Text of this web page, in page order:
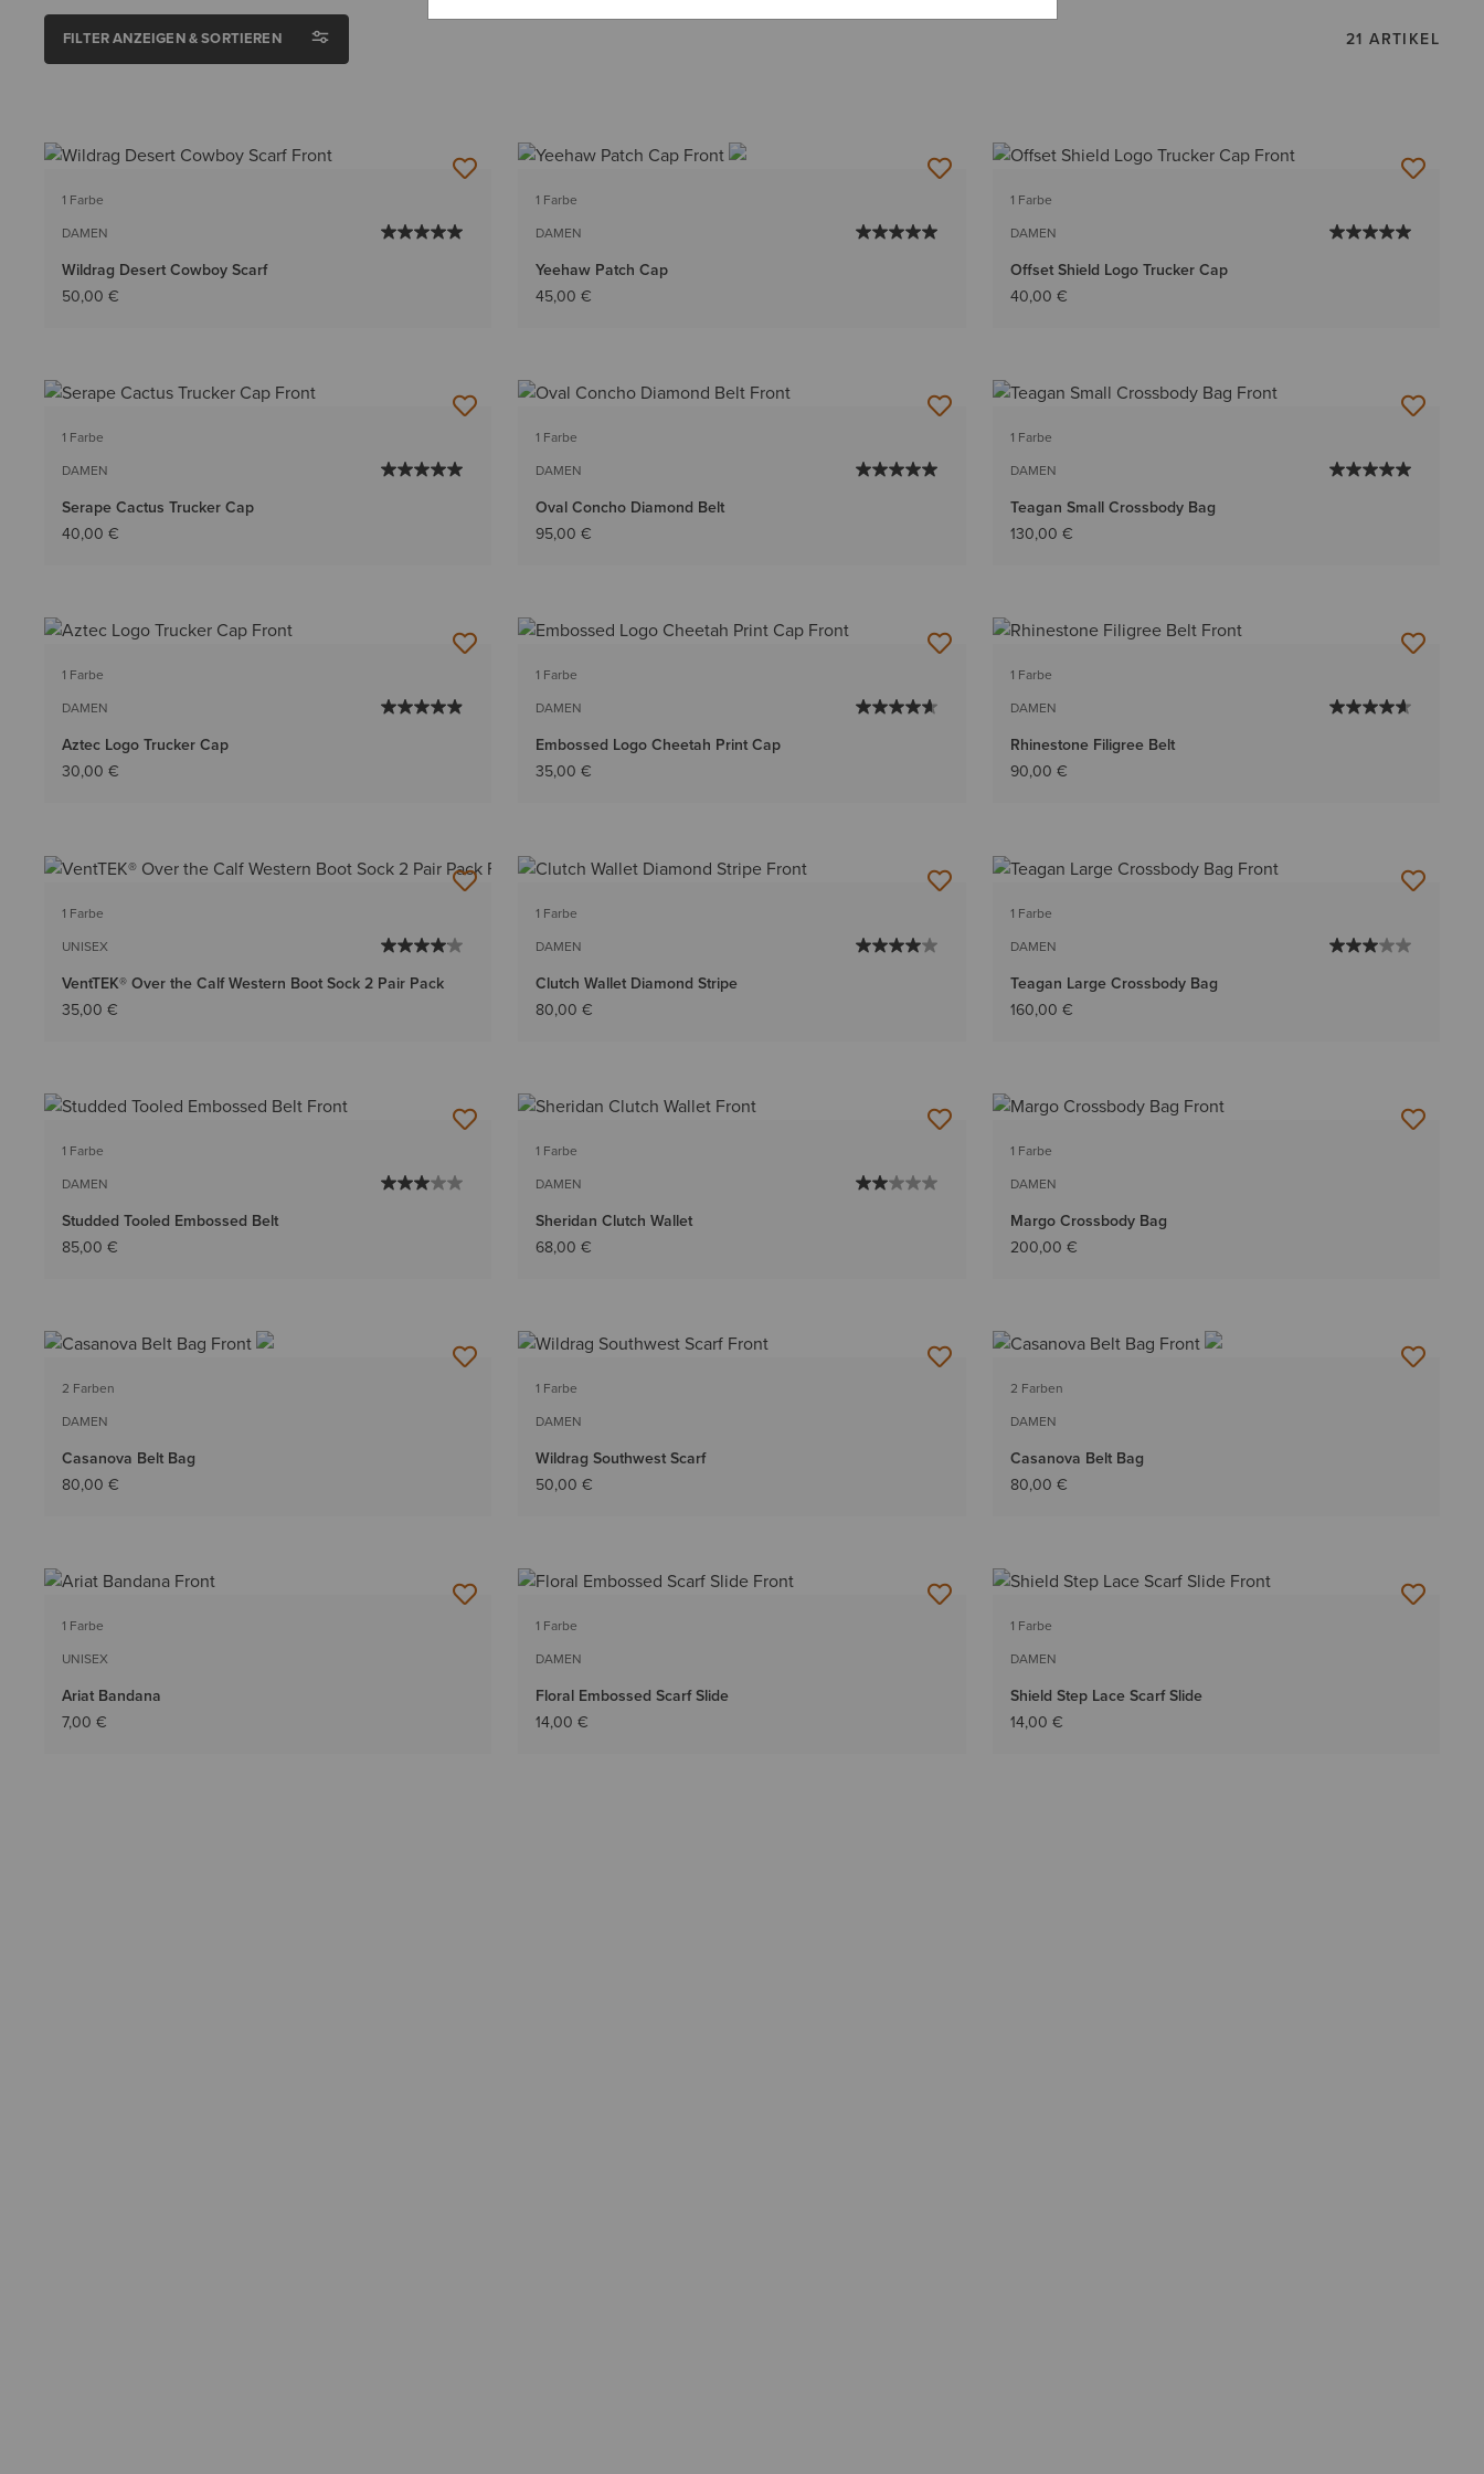
FILTER ANZEIGEN & SORTIEREN 21 ARTIKEL
1 Farbe
DAMEN
Wildrag Desert Cowboy Scarf
50,00 €
1 Farbe
DAMEN
Yeehaw Patch Cap
45,00 €
1 Farbe
DAMEN
Offset Shield Logo Trucker Cap
40,00 €
1 Farbe
DAMEN
Serape Cactus Trucker Cap
40,00 €
1 Farbe
DAMEN
Oval Concho Diamond Belt
95,00 €
1 Farbe
DAMEN
Teagan Small Crossbody Bag
130,00 €
1 Farbe
DAMEN
Aztec Logo Trucker Cap
30,00 €
1 Farbe
DAMEN
Embossed Logo Cheetah Print Cap
35,00 €
1 Farbe
DAMEN
Rhinestone Filigree Belt
90,00 €
1 Farbe
UNISEX
VentTEK® Over the Calf Western Boot Sock 2 Pair Pack
35,00 €
1 Farbe
DAMEN
Clutch Wallet Diamond Stripe
80,00 €
1 Farbe
DAMEN
Teagan Large Crossbody Bag
160,00 €
1 Farbe
DAMEN
Studded Tooled Embossed Belt
85,00 €
1 Farbe
DAMEN
Sheridan Clutch Wallet
68,00 €
1 Farbe
DAMEN
Margo Crossbody Bag
200,00 €
2 Farben
DAMEN
Casanova Belt Bag
80,00 €
1 Farbe
DAMEN
Wildrag Southwest Scarf
50,00 €
2 Farben
DAMEN
Casanova Belt Bag
80,00 €
1 Farbe
UNISEX
Ariat Bandana
7,00 €
1 Farbe
DAMEN
Floral Embossed Scarf Slide
14,00 €
1 Farbe
DAMEN
Shield Step Lace Scarf Slide
14,00 €